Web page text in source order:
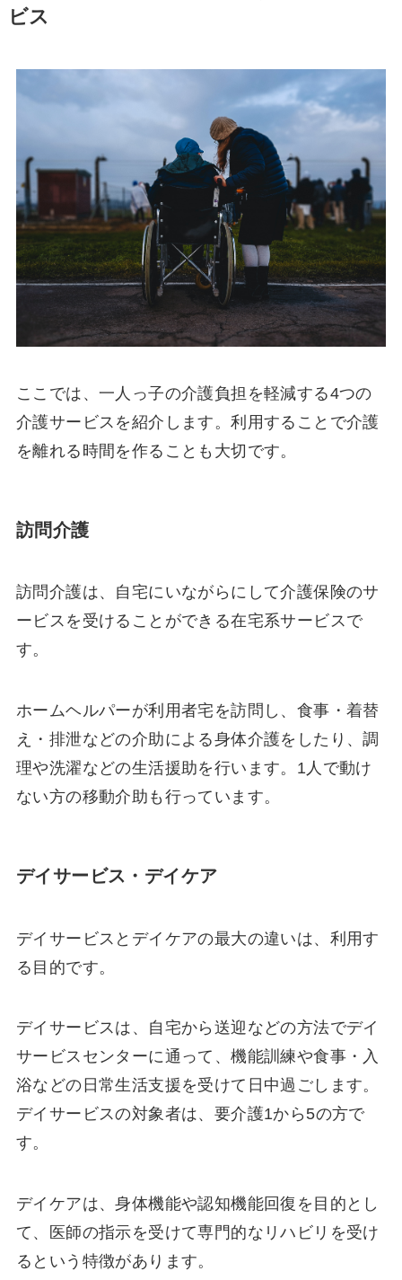
ビス
ここでは、一人っ子の介護負担を軽減する4つの
介護サービスを紹介します。利用することで介護
を離れる時間を作ることも大切です。
訪問介護
訪問介護は、自宅にいながらにして介護保険のサ
ービスを受けることができる在宅系サービスで
す。
ホームヘルパーが利用者宅を訪問し、食事・着替
え・排泄などの介助による身体介護をしたり、調
理や洗濯などの生活援助を行います。1人で動け
ない方の移動介助も行っています。
デイサービス・デイケア
デイサービスとデイケアの最大の違いは、利用す
る目的です。
デイサービスは、自宅から送迎などの方法でデイ
サービスセンターに通って、機能訓練や食事・入
浴などの日常生活支援を受けて日中過ごします。
デイサービスの対象者は、要介護1から5の方で
す。
デイケアは、身体機能や認知機能回復を目的とし
て、医師の指示を受けて専門的なリハビリを受け
るという特徴があります。